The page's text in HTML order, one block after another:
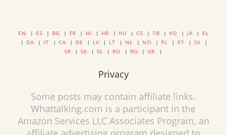
EN | ES | BG | FR | HI | HR | HU | CS | TR | KO | JA | EL
| DA | IT | CA | DE | LV | LT | NL | NO | PL | PT | SV |
SR | SK | SL | RO | RU | UK |
Privacy
Some posts may contain affiliate links.
Whattalking.com is a participant in the
Amazon Services LLC Associates Program, an